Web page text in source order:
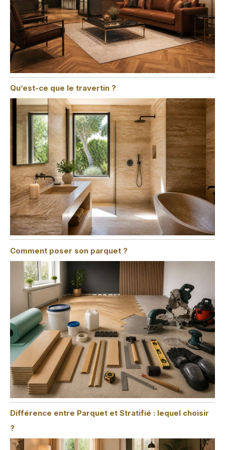
Qu’est-ce que le travertin ?
Comment poser son parquet ?
Différence entre Parquet et Stratifié : lequel choisir
?